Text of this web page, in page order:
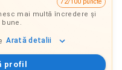
mai multă încredere și
bune.
Arată detalii
profil